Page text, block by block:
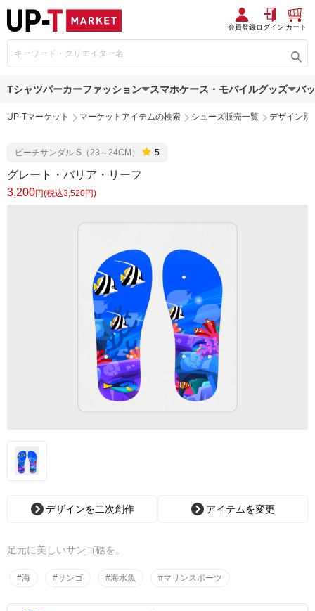
会員登録ログイン カート
Tシャツパーカーファッション スマホケース・モバイルグッズ バ
UP-Tマーケット マーケットアイテムの検索 シューズ販売一覧 デザイン別
ビーチサンダル S（23～24CM） 5
グレート・バリア・リーフ
3,200円(税込3,520円)
デザインを二次創作 アイテムを変更
足元に美しいサンゴ礁を。
#海 #サンゴ #海水魚 #マリンスポーツ